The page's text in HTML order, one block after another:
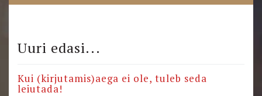
Uuri edasi...
Kui (kirjutamis)aega ei ole, tuleb seda
leiutada!